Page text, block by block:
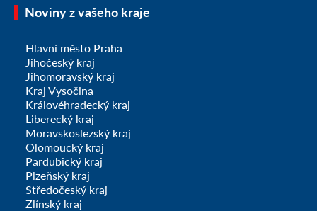
Noviny z vašeho kraje
Hlavní město Praha
Jihočeský kraj
Jihomoravský kraj
Kraj Vysočina
Královéhradecký kraj
Liberecký kraj
Moravskoslezský kraj
Olomoucký kraj
Pardubický kraj
Plzeňský kraj
Středočeský kraj
Zlínský kraj